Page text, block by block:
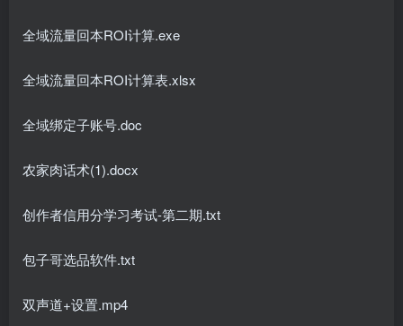
全域流量回本ROI计算.exe
全域流量回本ROI计算表.xlsx
全域绑定子账号.doc
农家肉话术(1).docx
创作者信用分学习考试-第二期.txt
包子哥选品软件.txt
双声道+设置.mp4